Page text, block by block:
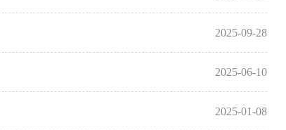
2025-09-28
2025-06-10
2025-01-08